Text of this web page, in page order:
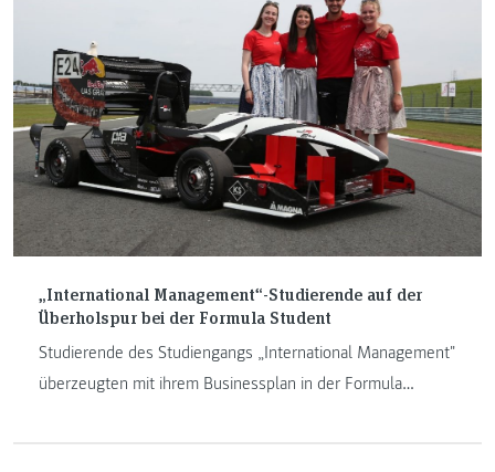
„International Management“-Studierende auf der
Überholspur bei der Formula Student
Studierende des Studiengangs „International Management"
überzeugten mit ihrem Businessplan in der Formula